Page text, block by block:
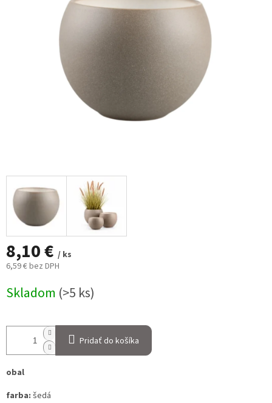
8,10 € / ks
6,59 € bez DPH
cena:
Skladom (>5 ks)
Pridať do košíka
obal
farba: šedá